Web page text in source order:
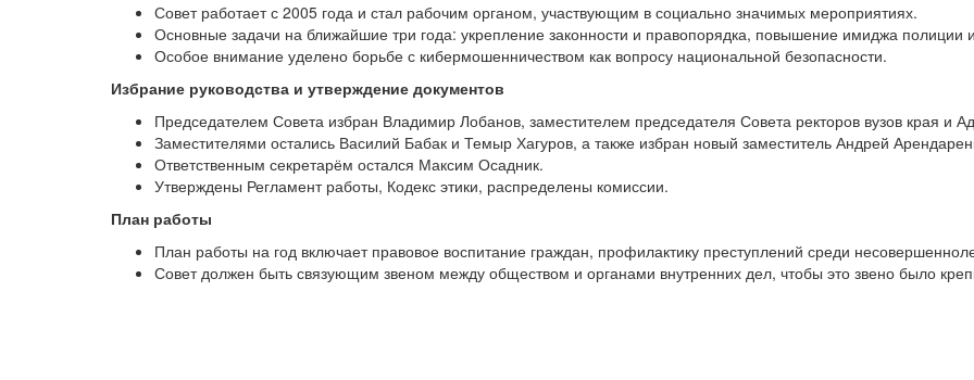
Совет работает с 2005 года и стал рабочим органом, участвующим в социально значимых мероприятиях.
Основные задачи на ближайшие три года: укрепление законности и правопорядка, повышение имиджа полиции
Особое внимание уделено борьбе с кибермошенничеством как вопросу национальной безопасности.
Избрание руководства и утверждение документов
Председателем Совета избран Владимир Лобанов, заместителем председателя Совета ректоров вузов края и
Заместителями остались Василий Бабак и Темыр Хагуров, а также избран новый заместитель Андрей
Ответственным секретарём остался Максим Осадник.
Утверждены Регламент работы, Кодекс этики, распределены комиссии.
План работы
План работы на год включает правовое воспитание граждан, профилактику преступлений среди
Совет должен быть связующим звеном между обществом и органами внутренних дел, чтобы это звено было